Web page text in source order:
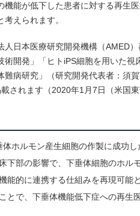
機能が低下した患者に対する再生
えられます。
人日本医療研究開発機構（AMED
術開発」「ヒトiPS細胞を用いた
難病研究」（研究開発代表者：須
されます（2020年1月7日（米国東
ホルモン産生細胞の作製に成功し
下部の影響で、下垂体細胞のホル
能的に連携する仕組みを再現可能
とで、下垂体機能低下症への再生